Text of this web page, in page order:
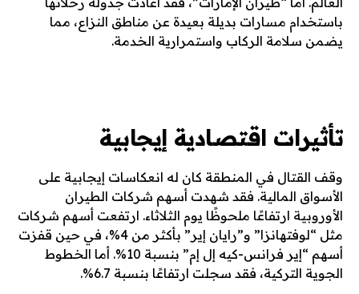
باستخدام مسارات بديلة بعيدة عن مناطق النزاع، مما
يضمن سلامة الركاب واستمرارية الخدمة.
تأثيرات اقتصادية إيجابية
وقف القتال في المنطقة كان له انعكاسات إيجابية على
الأسواق المالية. فقد شهدت أسهم شركات الطيران
الأوروبية ارتفاعًا ملحوظًا يوم الثلاثاء. ارتفعت أسهم شركات
مثل “لوفتهانزا” و”رايان إير” بأكثر من 4%، في حين قفزت
أسهم “إير فرانس-كيه إل إم” بنسبة 10%. أما الخطوط
الجوية التركية، فقد سجلت ارتفاعًا بنسبة 6.7%.